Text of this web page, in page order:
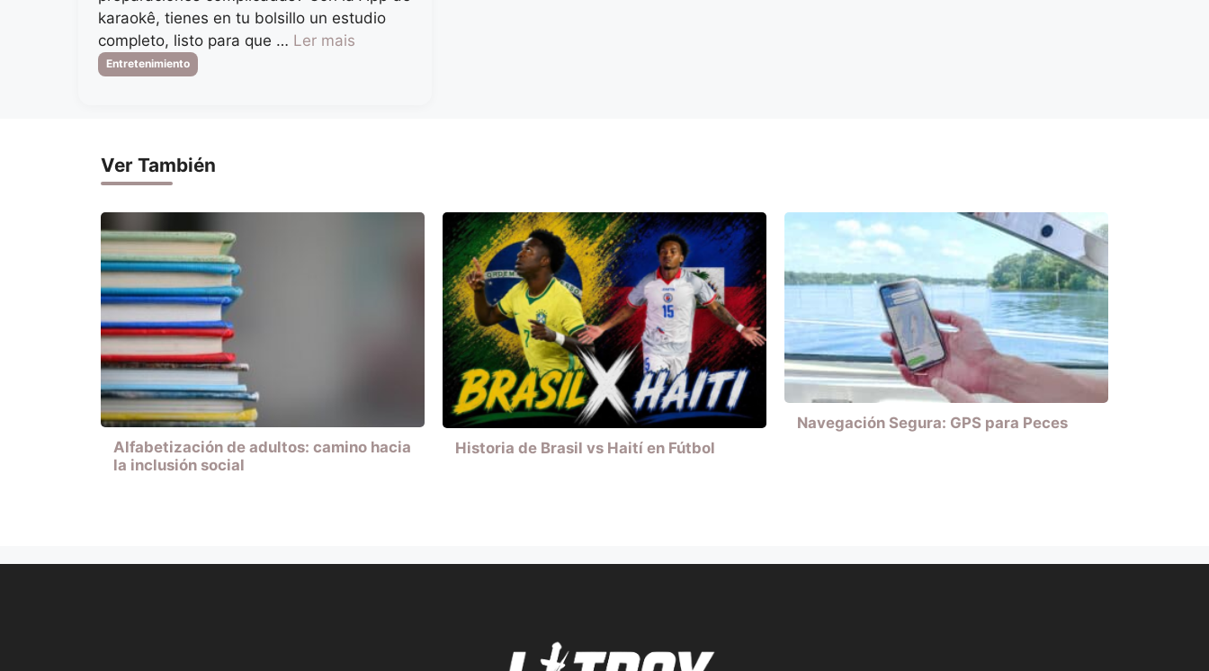
karaokê, tienes en tu bolsillo un estudio
completo, listo para que … Ler mais
Categorias
Entretenimiento
Ver También
Alfabetización de adultos: camino hacia
la inclusión social
Historia de Brasil vs Haití en Fútbol
Navegación Segura: GPS para Peces